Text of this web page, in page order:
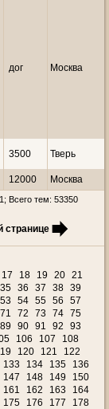
дог Москва
3500 Тверь
12000 Москва
Всего тем: 53350
странице
17 18 19 20 21
35 36 37 38 39
53 54 55 56
57
71 72 73 74 75
89 90 91 92
93
106 107
108
120 121
122
133 134 135
136
147 148 149
150
161 162 163
164
175 176 177
178